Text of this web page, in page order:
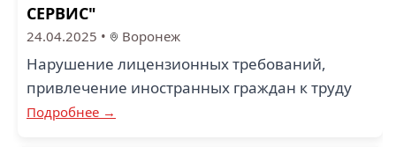
СЕРВИС"
24.04.2025 • Воронеж
Нарушение лицензионных требований,
привлечение иностранных граждан к труду
Подробнее →